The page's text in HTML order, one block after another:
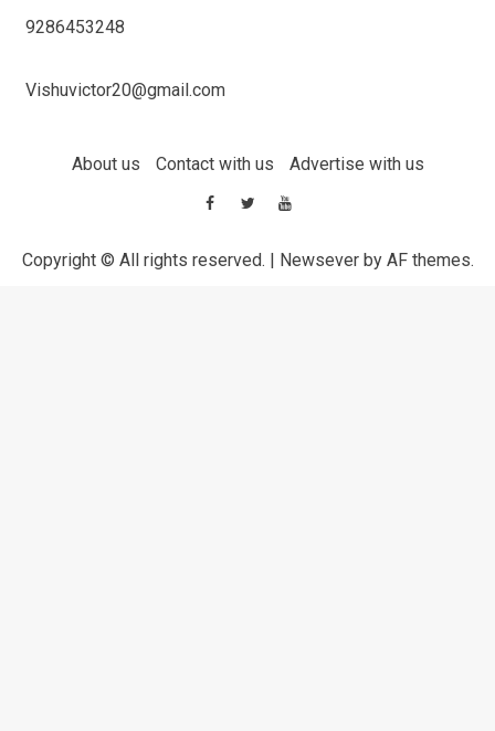
9286453248
Vishuvictor20@gmail.com
About us Contact with us Advertise with us
Copyright © All rights reserved. | Newseverby AF themes.